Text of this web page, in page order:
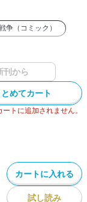
争（コミック）
刊から
とめてカート
トに追加されません。
カートに入れる
試し読み